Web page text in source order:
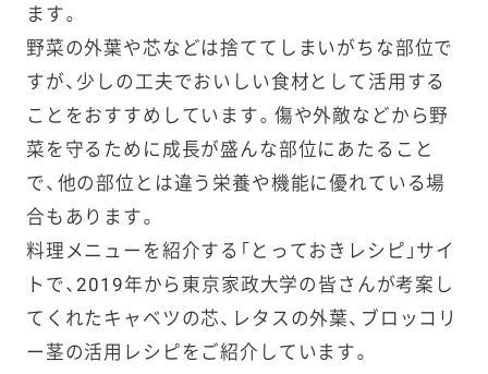
月から13カ
月に延長
2024年
2月
サラダクラ
ブ 千切りキ
ャベツ ミッ
州エリア）
最盛期の産
地廃棄（フー
ドロス）削減
2024年
2月
サラダクラ
ブ 千切りキ
最盛期の産
地廃棄（フー
ます。
野菜の外葉や芯などは捨ててしまいがちな部位で
すが、少しの工夫でおいしい食材として活用する
ことをおすすめしています。傷や外敵などから野
菜を守るために成長が盛んな部位にあたること
で、他の部位とは違う栄養や機能に優れている場
合もあります。
料理メニューを紹介する「とっておきレシピ」サイ
トで、2019年から東京家政大学の皆さんが考案し
てくれたキャベツの芯、レタスの外葉、ブロッコリ
ー茎の活用レシピをご紹介しています。